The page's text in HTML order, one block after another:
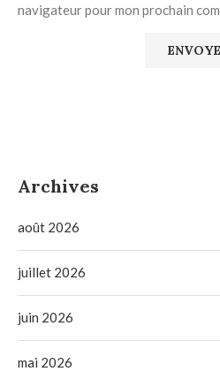
navigateur pour mon prochain
Archives
août 2026
juillet 2026
juin 2026
mai 2026